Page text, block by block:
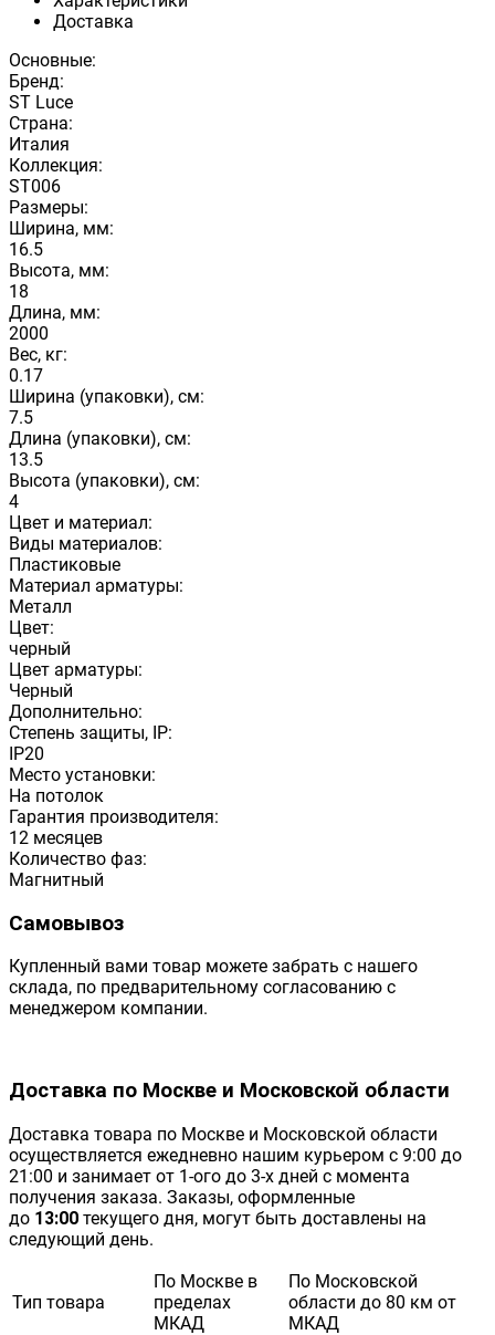
Доставка
Основные:
Бренд:
ST Luce
Страна:
Италия
Коллекция:
ST006
Размеры:
Ширина, мм:
16.5
Высота, мм:
18
Длина, мм:
2000
Вес, кг:
0.17
Ширина (упаковки), см:
7.5
Длина (упаковки), см:
13.5
Высота (упаковки), см:
4
Цвет и материал:
Виды материалов:
Пластиковые
Материал арматуры:
Металл
Цвет:
черный
Цвет арматуры:
Черный
Дополнительно:
Степень защиты, IP:
IP20
Место установки:
На потолок
Гарантия производителя:
12 месяцев
Количество фаз:
Магнитный
Самовывоз
Купленный вами товар можете забрать с нашего
склада, по предварительному согласованию с
менеджером компании.
Доставка по Москве и Московской области
Доставка товара по Москве и Московской области
осуществляется ежедневно нашим курьером с 9:00 до
21:00 и занимает от 1-ого до 3-х дней с момента
получения заказа. Заказы, оформленные
до 13:00 текущего дня, могут быть доставлены на
следующий день.
Тип товара
По Москве в
пределах
МКАД
По Московской
области до 80 км от
МКАД